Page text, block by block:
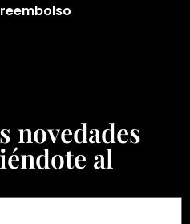
novedades
al